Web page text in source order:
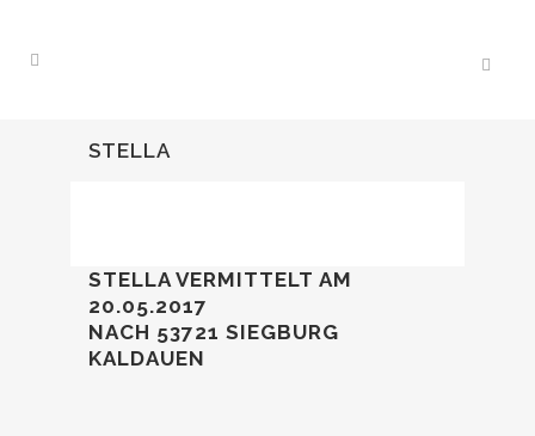
STELLA
STELLA VERMITTELT AM
20.05.2017
NACH 53721 SIEGBURG
KALDAUEN